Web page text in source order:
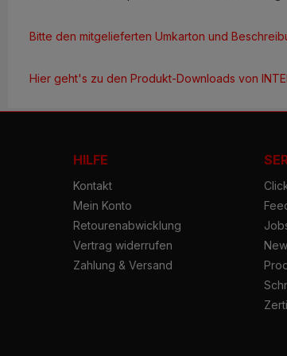
Bitte den mitgelieferten Umkarton und
Hier geht's zu den Produkt-Downloads von
HILFE
Kontakt
Mein Konto
Retourenabwicklung
Vertrag widerrufen
Zahlung & Versand